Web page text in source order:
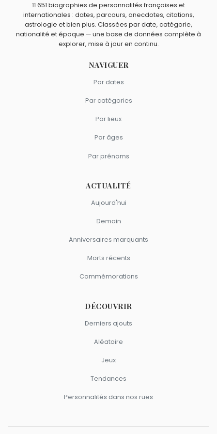
BediaetFrançois Perrot sont du signe Poissons.
11 651 biographies de personnalités françaises et
internationales : dates, parcours, anecdotes, citations,
astrologie et bien plus. Classées par date, catégorie,
nationalité et époque — une base de données complète à
explorer, mise à jour en continu.
NAVIGUER
Par dates
Par catégories
Par lieux
Par âges
Par prénoms
ACTUALITÉ
Aujourd'hui
Demain
Anniversaires marquants
Morts récents
Commémorations
DÉCOUVRIR
Derniers ajouts
Aléatoire
Jeux
Tendances
Personnalités dans nos rues